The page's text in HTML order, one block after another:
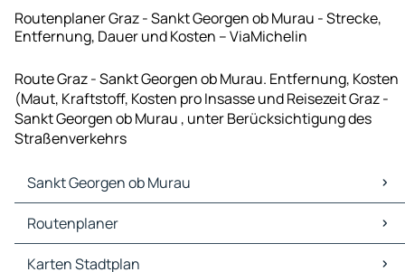
Routenplaner Graz - Sankt Georgen ob Murau - Strecke,
Entfernung, Dauer und Kosten – ViaMichelin
Route Graz - Sankt Georgen ob Murau. Entfernung, Kosten
(Maut, Kraftstoff, Kosten pro Insasse und Reisezeit Graz -
Sankt Georgen ob Murau , unter Berücksichtigung des
Straßenverkehrs
Sankt Georgen ob Murau
Sankt Georgen ob Murau Karten Stadtplan
Sankt Georgen ob Murau Verkehr
Sankt Georgen ob Murau Hotels
Routenplaner
Routenplaner Sankt Georgen ob Murau - Murau
Karten Stadtplan